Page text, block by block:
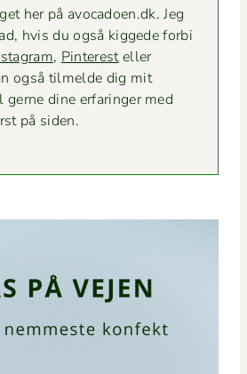
her på avocadoen.dk. Jeg
hvis du også kiggede for­bi
, Pin­ter­esteller
også tilmelde dig mit
gerne dine erfaringer med
på siden.